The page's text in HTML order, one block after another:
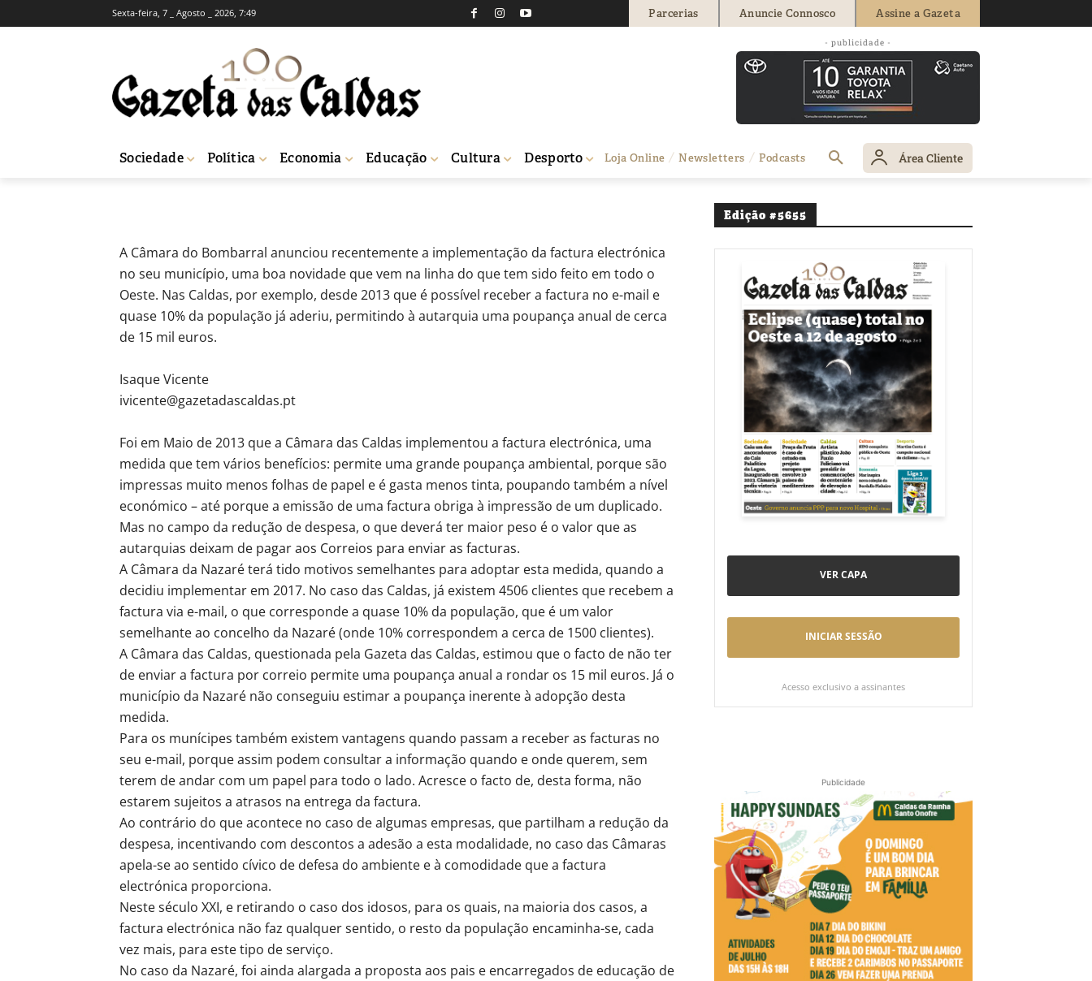
Sexta-feira, 7 _ Agosto _ 2026, 7:49 Parcerias Anuncie Connosco Assine a Gazeta
- publicidade -
Sociedade Política Economia Educação Cultura Desporto Loja Online Newsletters Podcasts Área Cliente
Câmara das Caldas poupa 15 mil euros por ano com a
factura electrónica
Isaque Vicente - 1070 0
A Câmara do Bombarral anunciou recentemente a implementação da factura electrónica
no seu município, uma boa novidade que vem na linha do que tem sido feito em todo o
Oeste. Nas Caldas, por exemplo, desde 2013 que é possível receber a factura no e-mail e
quase 10% da população já aderiu, permitindo à autarquia uma poupança anual de cerca
de 15 mil euros.
Isaque Vicente
ivicente@gazetadascaldas.pt
Foi em Maio de 2013 que a Câmara das Caldas implementou a factura electrónica, uma
medida que tem vários benefícios: permite uma grande poupança ambiental, porque são
impressas muito menos folhas de papel e é gasta menos tinta, poupando também a nível
económico – até porque a emissão de uma factura obriga à impressão de um duplicado.
Mas no campo da redução de despesa, o que deverá ter maior peso é o valor que as
autarquias deixam de pagar aos Correios para enviar as facturas.
A Câmara da Nazaré terá tido motivos semelhantes para adoptar esta medida, quando a
decidiu implementar em 2017. No caso das Caldas, já existem 4506 clientes que recebem a
factura via e-mail, o que corresponde a quase 10% da população, que é um valor
semelhante ao concelho da Nazaré (onde 10% correspondem a cerca de 1500 clientes).
A Câmara das Caldas, questionada pela Gazeta das Caldas, estimou que o facto de não ter
de enviar a factura por correio permite uma poupança anual a rondar os 15 mil euros. Já o
município da Nazaré não conseguiu estimar a poupança inerente à adopção desta
medida.
Para os munícipes também existem vantagens quando passam a receber as facturas no
seu e-mail, porque assim podem consultar a informação quando e onde querem, sem
terem de andar com um papel para todo o lado. Acresce o facto de, desta forma, não
estarem sujeitos a atrasos na entrega da factura.
Ao contrário do que acontece no caso de algumas empresas, que partilham a redução da
despesa, incentivando com descontos a adesão a esta modalidade, no caso das Câmaras
apela-se ao sentido cívico de defesa do ambiente e à comodidade que a factura
electrónica proporciona.
Neste século XXI, e retirando o caso dos idosos, para os quais, na maioria dos casos, a
factura electrónica não faz qualquer sentido, o resto da população encaminha-se, cada
vez mais, para este tipo de serviço.
No caso da Nazaré, foi ainda alargada a proposta aos pais e encarregados de educação de
Edição #5655
VER CAPA
INICIAR SESSÃO
Acesso exclusivo a assinantes
Publicidade